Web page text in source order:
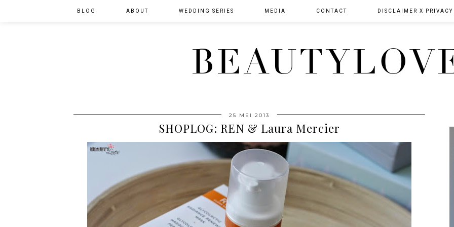
BLOG ABOUT WEDDING SERIES MEDIA CONTACT DISCLAIMER X PRIVACY
25 MEI 2013
SHOPLOG: REN & Laura Mercier